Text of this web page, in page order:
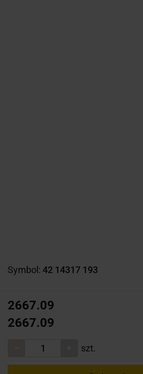
Symbol: 42 14317 193
2667.09
2667.09
szt.